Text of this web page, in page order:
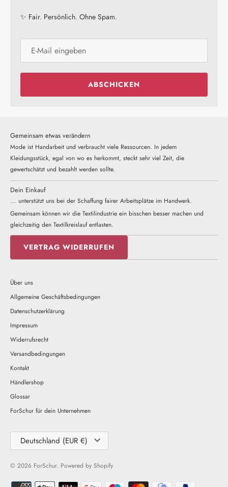
✨ Fair. Persönlich. Ohne Spam.
ABSCHICKEN
Gemeinsam etwas verändern
Mode ist Handarbeit und verbraucht viele Ressourcen. In jedem
Kleidungsstück, egal von wo es herkommt, steckt sehr viel Zeit, die
gewertschätzt und bezahlt werden sollte.
Dein Einkauf
... unterstützt uns bei der Schaffung fairer Arbeitsplätze im Handwerk.
Gemeinsam können wir die Textilindustrie ein bisschen besser machen und
gleichzeitig den Textilkreislauf entlasten.
VERTRAG WIDERRUFEN
Über uns
Allgemeine Geschäftsbedingungen
Datenschutzerklärung
Impressum
Widerrufsrecht
Versandbedingungen
Kontakt
Händlershop
Glossar
ForSchur für dein Unternehmen
WährungDeutschland (EUR €)
© 2026 ForSchur. Powered by Shopify